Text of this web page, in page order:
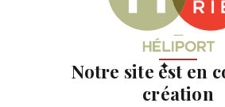
✦
Notre site est en
création